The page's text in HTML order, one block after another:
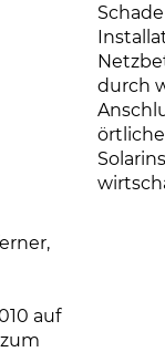
durch
örtliche
auf